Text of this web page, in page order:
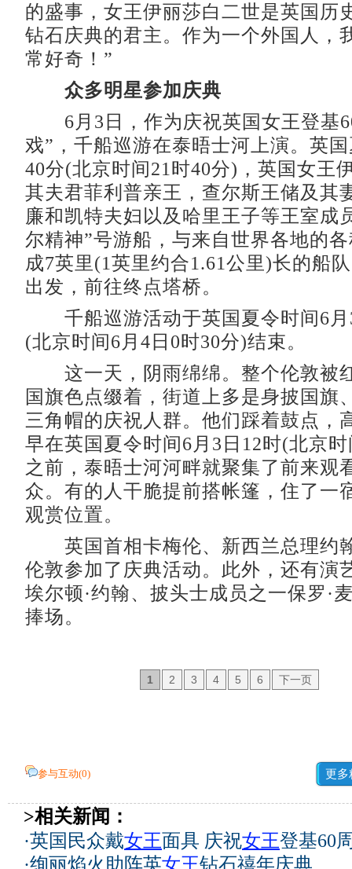
的盛事，女王伊丽莎白二世是英国历
钻石庆典的君主。作为一个外国人，
常好奇！”
众多明星参加庆典
6月3日，作为庆祝英国女王登基
戏”，千船巡游在泰晤士河上演。英
40分(北京时间21时40分)，英国女王
其夫君菲利普亲王，查尔斯王储及其
廉和凯特夫妇以及哈里王子等王室成
尔精神”号游船，与来自世界各地的
成7英里(1英里约合1.61公里)长的船
出发，前往终点塔桥。
千船巡游活动于英国夏令时间6月
(北京时间6月4日0时30分)结束。
这一天，阴雨绵绵。整个伦敦被
国旗色点缀着，街道上多是身披国旗
三角帽的庆祝人群。他们踩着鼓点，
早在英国夏令时间6月3日12时(北京
之前，泰晤士河河畔就聚集了前来观
众。有的人干脆提前搭帐篷，住了一
观赏位置。
英国首相卡梅伦、新西兰总理约
伦敦参加了庆典活动。此外，还有演
埃尔顿·约翰、披头士成员之一保罗·
捧场。
1 2 3 4 5 6 下一页
参与互动(0) 更多
>相关新闻：
·英国民众戴女王面具 庆祝女王登基60
·绚丽焰火助阵英女王钻石禧年庆典